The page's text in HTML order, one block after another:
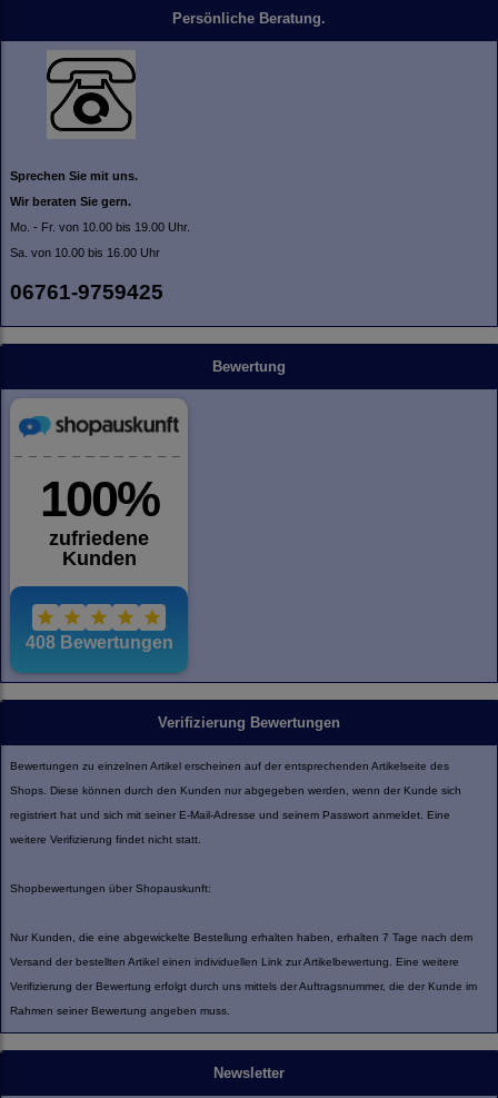
Persönliche Beratung.
Sprechen Sie mit uns.
Wir beraten Sie gern.
Mo. - Fr. von 10.00 bis 19.00 Uhr.
Sa. von 10.00 bis 16.00 Uhr
06761-9759425
Bewertung
Verifizierung Bewertungen
Bewertungen zu einzelnen Artikel erscheinen auf der entsprechenden Artikelseite des
Shops. Diese können durch den Kunden nur abgegeben werden, wenn der Kunde sich
registriert hat und sich mit seiner E-Mail-Adresse und seinem Passwort anmeldet. Eine
weitere Verifizierung findet nicht statt.
Shopbewertungen über Shopauskunft:
Nur Kunden, die eine abgewickelte Bestellung erhalten haben, erhalten 7 Tage nach dem
Versand der bestellten Artikel einen individuellen Link zur Artikelbewertung. Eine weitere
Verifizierung der Bewertung erfolgt durch uns mittels der Auftragsnummer, die der Kunde im
Rahmen seiner Bewertung angeben muss.
Newsletter